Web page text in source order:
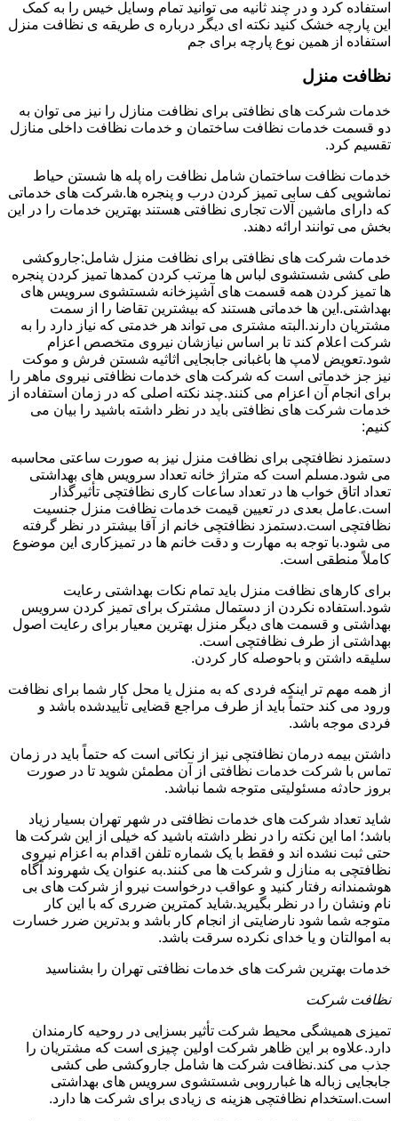
استفاده کرد و در چند ثانیه می توانید تمام وسایل خیس را به کمک
این پارچه خشک کنید نکته ای دیگر درباره ی طریقه ی نظافت منزل
استفاده از همین نوع پارچه برای جم
نظافت منزل
خدمات شرکت های نظافتی برای نظافت منازل را نیز می توان به
دو قسمت خدمات نظافت ساختمان و خدمات نظافت داخلی منازل
تقسیم کرد.
خدمات نظافت ساختمان شامل نظافت راه پله ها شستن حیاط
نماشویی کف سابی تمیز کردن درب و پنجره ها.شرکت های خدماتی
که دارای ماشین آلات تجاری نظافتی هستند بهترین خدمات را در این
بخش می توانند ارائه دهند.
خدمات شرکت های نظافتی برای نظافت منزل شامل:جاروکشی
طی کشی شستشوی لباس ها مرتب کردن کمدها تمیز کردن پنجره
ها تمیز کردن همه قسمت های آشپزخانه شستشوی سرویس های
بهداشتی.این ها خدماتی هستند که بیشترین تقاضا را از سمت
مشتریان دارند.البته مشتری می تواند هر خدمتی که نیاز دارد را به
شرکت اعلام کند تا بر اساس نیازشان نیروی متخصص اعزام
شود.تعویض لامپ ها باغبانی جابجایی اثاثیه شستن فرش و موکت
نیز جز خدماتی است که شرکت های خدمات نظافتی نیروی ماهر را
برای انجام آن اعزام می کنند.چند نکته اصلی که در زمان استفاده از
خدمات شرکت های نظافتی باید در نظر داشته باشید را بیان می
کنیم:
دستمزد نظافتچی برای نظافت منزل نیز به صورت ساعتی محاسبه
می شود.مسلم است که متراژ خانه تعداد سرویس های بهداشتی
تعداد اتاق خواب ها در تعداد ساعات کاری نظافتچی تأثیرگذار
است.عامل بعدی در تعیین قیمت خدمات نظافت منزل جنسیت
نظافتچی است.دستمزد نظافتچی خانم از آقا بیشتر در نظر گرفته
می شود.با توجه به مهارت و دقت خانم ها در تمیزکاری این موضوع
کاملاً منطقی است.
برای کارهای نظافت منزل باید تمام نکات بهداشتی رعایت
شود.استفاده نکردن از دستمال مشترک برای تمیز کردن سرویس
بهداشتی و قسمت های دیگر منزل بهترین معیار برای رعایت اصول
بهداشتی از طرف نظافتچی است.
سلیقه داشتن و باحوصله کار کردن.
از همه مهم تر اینکه فردی که به منزل یا محل کار شما برای نظافت
ورود می کند حتماً باید از طرف مراجع قضایی تأییدشده باشد و
فردی موجه باشد.
داشتن بیمه درمان نظافتچی نیز از نکاتی است که حتماً باید در زمان
تماس با شرکت خدمات نظافتی از آن مطمئن شوید تا در صورت
بروز حادثه مسئولیتی متوجه شما نباشد.
شاید تعداد شرکت های خدمات نظافتی در شهر تهران بسیار زیاد
باشد؛ اما این نکته را در نظر داشته باشید که خیلی از این شرکت ها
حتی ثبت نشده اند و فقط با یک شماره تلفن اقدام به اعزام نیروی
نظافتچی به منازل و شرکت ها می کنند.به عنوان یک شهروند آگاه
هوشمندانه رفتار کنید و عواقب درخواست نیرو از شرکت های بی
نام ونشان را در نظر بگیرید.شاید کمترین ضرری که با این کار
متوجه شما شود نارضایتی از انجام کار باشد و بدترین ضرر خسارت
به اموالتان و یا خدای نکرده سرقت باشد.
خدمات بهترین شرکت های خدمات نظافتی تهران را بشناسید
نظافت شرکت
تمیزی همیشگی محیط شرکت تأثیر بسزایی در روحیه کارمندان
دارد.علاوه بر این ظاهر شرکت اولین چیزی است که مشتریان را
جذب می کند.نظافت شرکت ها شامل جاروکشی طی کشی
جابجایی زباله ها غبارروبی شستشوی سرویس های بهداشتی
است.استخدام نظافتچی هزینه ی زیادی برای شرکت ها دارد.